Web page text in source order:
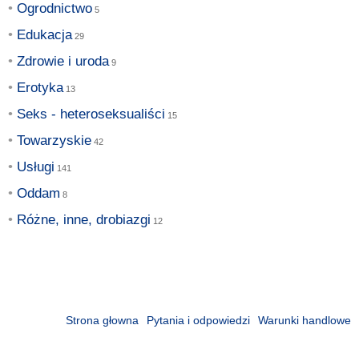
Ogrodnictwo
Edukacja
Zdrowie i uroda
Erotyka
Seks - heteroseksualiści
Towarzyskie
Usługi
Oddam
Różne, inne, drobiazgi
Strona głowna Pytania i odpowiedzi
Warunki handlowe